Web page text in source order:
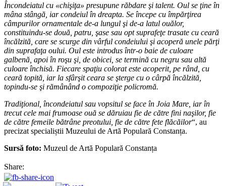
Încondeiatul cu «chişiţa» presupune răbdare şi talent. Oul se ţine în
mâna stângă, iar condeiul în dreapta. Se începe cu împărţirea
câmpurilor ornamentale de-a lungul şi de-a latul ouălor,
constituindu-se două, patru, şase sau opt suprafeţe trasate cu ceară
încălzită, care se scurge din vârful condeiului şi acoperă unele părţi
din suprafaţa oului. Oul este introdus într-o baie de culoare
galbenă, apoi în roşu şi, de obicei, se termină cu negru sau altă
culoare închisă. Fiecare spaţiu colorat este acoperit, pe rând, cu
ceară topită, iar la sfârşit ceara se şterge cu o cârpă încălzită,
topindu-se şi rămânând o compoziţie policromă.
Tradiţional, încondeiatul sau vopsitul se face în Joia Mare, iar în
trecut cele mai frumoase ouă se dăruiau fie de către fini naşilor, fie
de către femeile bătrâne preotului, fie de către fete flăcăilor“, au
precizat specialiștii Muzeului de Artă Populară Constanța.
Sursă foto: Muzeul de Artă Populară Constanța
Share: